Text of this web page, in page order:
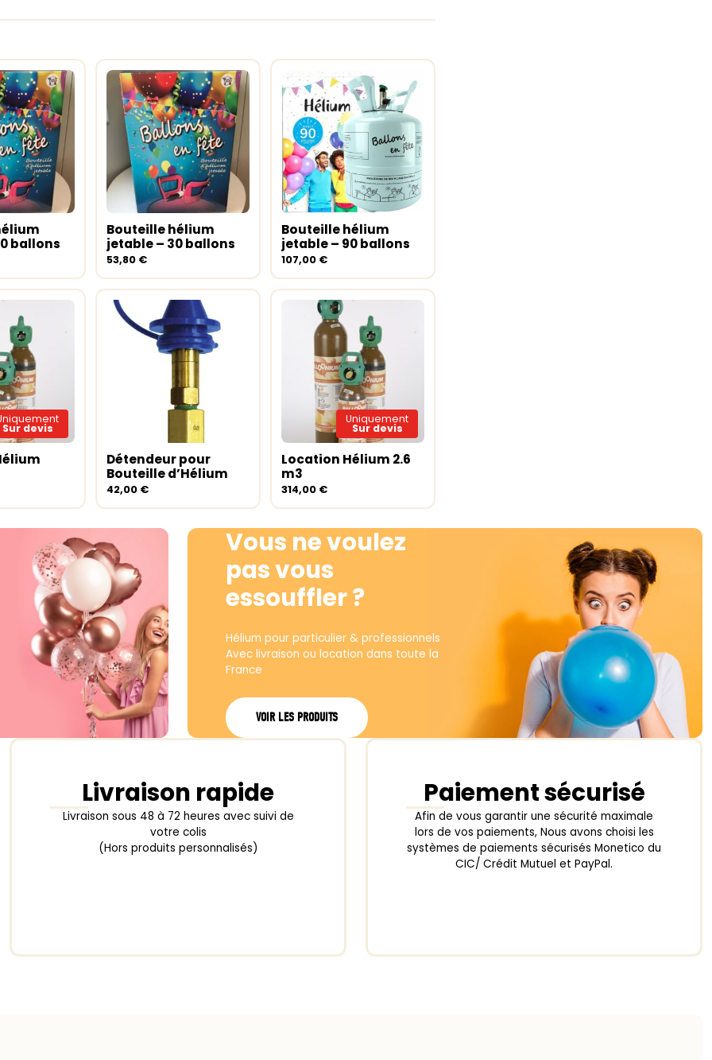
panier
ballons
Ajouter au panier
Bouteille hélium
jetable – 30 ballons
53,80 €
Ajouter au panier
Bouteille hélium
jetable – 90 ballons
107,00 €
Sur devis
Ajouter au panier
Détendeur pour
Bouteille d’Hélium
42,00 €
Uniquement
Sur devis
Lire la suite
Location Hélium 2.6
m3
314,00 €
Vous ne voulez
pas vous
essouffler ?
Hélium pour particulier & professionnels
Avec livraison ou location dans toute la
France
VOIR LES PRODUITS
Livraison rapide
Livraison sous 48 à 72 heures avec suivi de
votre colis
(Hors produits personnalisés)
Paiement sécurisé
Afin de vous garantir une sécurité maximale
lors de vos paiements, Nous avons choisi les
systèmes de paiements sécurisés Monetico du
CIC/ Crédit Mutuel et PayPal.